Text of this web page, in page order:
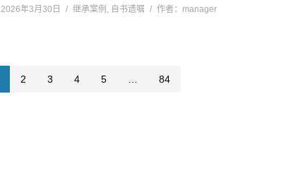
2026年3月30日 继承案例 , 自书遗嘱 作者： manager
2 3 4 5 84